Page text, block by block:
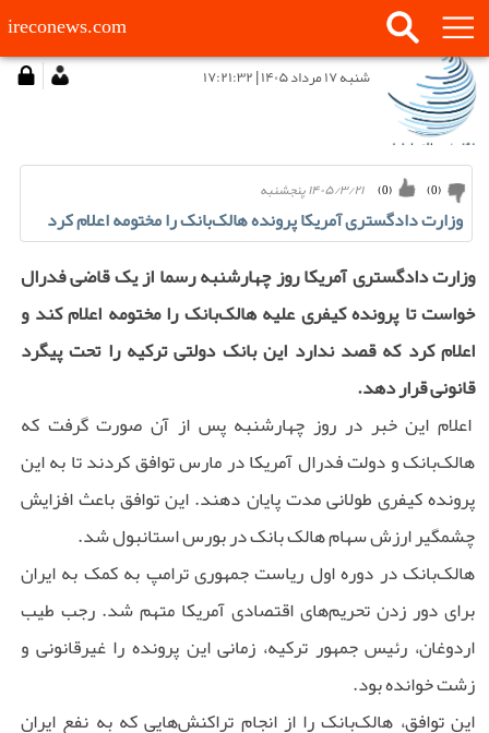
ireconews.com
شنبه ۱۷ مرداد ۱۴۰۵ | ۱۷:۲۱:۳۲
۱۴۰۵/۳/۲۱ پنجشنبه (
0
) (
0
)
وزارت دادگستری آمریکا پرونده هالک‌بانک را مختومه اعلام کرد
وزارت دادگستری آمریکا روز چهارشنبه رسما از یک قاضی فدرال
خواست تا پرونده کیفری علیه هالک‌بانک را مختومه اعلام کند و
اعلام کرد که قصد ندارد این بانک دولتی ترکیه را تحت پیگرد
قانونی قرار دهد.
اعلام این خبر در روز چهارشنبه پس از آن صورت گرفت که
هالک‌بانک و دولت فدرال آمریکا در مارس توافق کردند تا به این
پرونده کیفری طولانی مدت پایان دهند. این توافق باعث افزایش
چشمگیر ارزش سهام هالک بانک در بورس استانبول شد.
هالک‌بانک در دوره اول ریاست جمهوری ترامپ به کمک به ایران
برای دور زدن تحریم‌های اقتصادی آمریکا متهم شد. رجب طیب
اردوغان، رئیس جمهور ترکیه، زمانی این پرونده را غیرقانونی و
زشت خوانده بود.
این توافق، هالک‌بانک را از انجام تراکنش‌هایی که به نفع ایران